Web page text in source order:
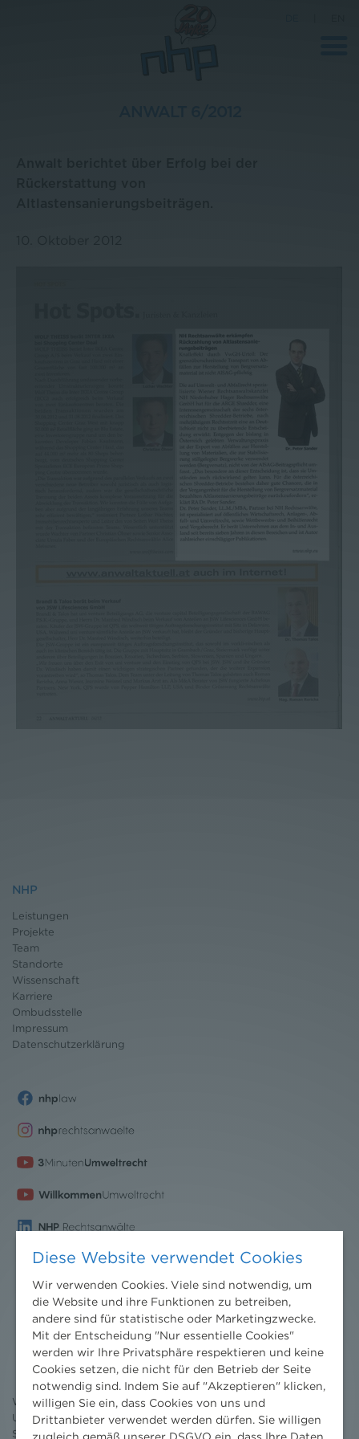
NHP
Leistungen
Projekte
Team
Standorte
Wissenschaft
Karriere
Ombudsstelle
Impressum
Datenschutzerklärung
Nachrichten
News aktuell
Newsletter
3 Minuten Umweltrecht
Willkommen Umweltrecht
Umweltrechtsblog
Seminare
Diese Website verwendet Cookies
Wir verwenden Cookies. Viele sind notwendig, um
die Website und ihre Funktionen zu betreiben,
andere sind für statistische oder Marketingzwecke.
Mit der Entscheidung "Nur essentielle Cookies"
werden wir Ihre Privatsphäre respektieren und keine
Cookies setzen, die nicht für den Betrieb der Seite
notwendig sind. Indem Sie auf "Akzeptieren" klicken,
willigen Sie ein, dass Cookies von uns und
Drittanbieter verwendet werden dürfen. Sie willigen
zugleich gemäß unserer DSGVO ein, dass Ihre Daten